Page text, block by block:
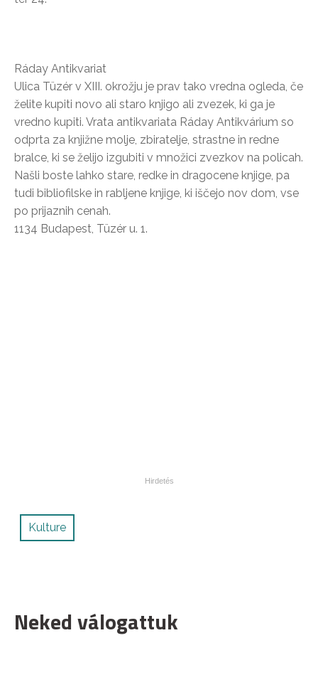
Ráday Antikvariat
Ulica Tüzér v XIII. okrožju je prav tako vredna ogleda, če
želite kupiti novo ali staro knjigo ali zvezek, ki ga je
vredno kupiti. Vrata antikvariata Ráday Antikvárium so
odprta za knjižne molje, zbiratelje, strastne in redne
bralce, ki se želijo izgubiti v množici zvezkov na policah.
Našli boste lahko stare, redke in dragocene knjige, pa
tudi bibliofilske in rabljene knjige, ki iščejo nov dom, vse
po prijaznih cenah.
1134 Budapest, Tüzér u. 1.
Kulture
Neked válogattuk